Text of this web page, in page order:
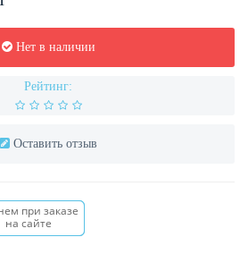
Нет в наличии
Рейтинг:
Оставить отзыв
при заказе
на сайте